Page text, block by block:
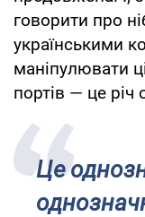
говорити про
українськими
маніпулювати
портів — це річ
Це